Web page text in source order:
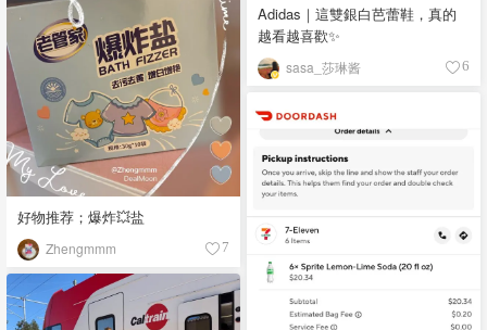
Adidas｜這雙銀白芭蕾鞋，真的
越看越喜歡✨
sasa_莎琳酱 6
好物推荐；爆炸💥盐
Zhengmmm 7